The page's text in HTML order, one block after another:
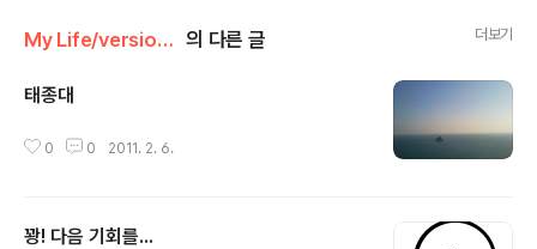
My Life/version 2011 의 다른 글 더보기
태종대
0 0 2011. 2. 6.
꽝! 다음 기회를...